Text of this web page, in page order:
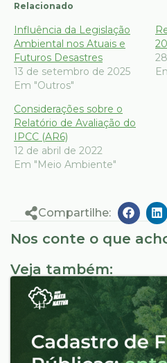
Relacionado
Influência da Legislação
Ambiental nos Atuais e
Futuros Desastres
13 de setembro de 2025
Em "Outros"
Considerações sobre o
Relatório de Avaliação do
IPCC (AR6)
12 de abril de 2022
Em "Meio Ambiente"
Compartilhe:
Nos conte o que
Veja também: